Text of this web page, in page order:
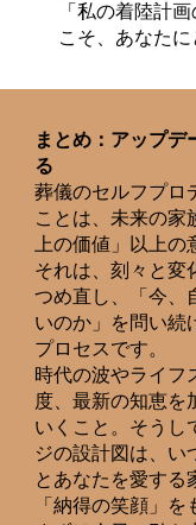
「私の着陸計
こそ、あなたに
まとめ：アップデ
る
葬儀のセルフプロ
ことは、未来の家
上の価値」以上の
それは、刻々と変
つめ直し、「今、
いのか」を問い続
プロセスです。
時代の波やライフ
度、最新の知恵を
いくこと。そうし
ジの設計図は、い
とあなたを愛する
「納得の笑顔」を